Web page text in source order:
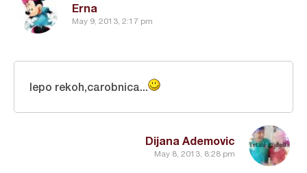
Erna
May 9, 2013, 2:17 pm
Dijana Ademovic
May 8, 2013, 8:28 pm
lepo rekoh,carobnica...